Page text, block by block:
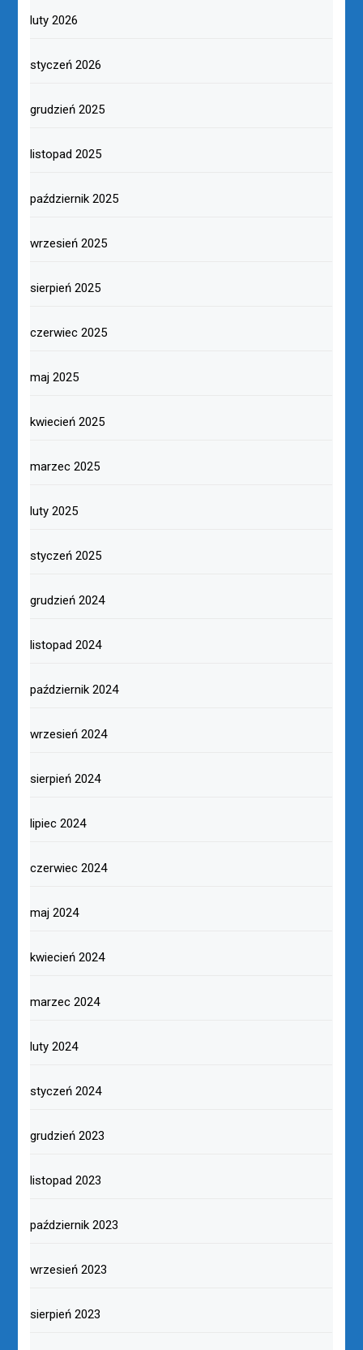
luty 2026
styczeń 2026
grudzień 2025
listopad 2025
październik 2025
wrzesień 2025
sierpień 2025
czerwiec 2025
maj 2025
kwiecień 2025
marzec 2025
luty 2025
styczeń 2025
grudzień 2024
listopad 2024
październik 2024
wrzesień 2024
sierpień 2024
lipiec 2024
czerwiec 2024
maj 2024
kwiecień 2024
marzec 2024
luty 2024
styczeń 2024
grudzień 2023
listopad 2023
październik 2023
wrzesień 2023
sierpień 2023